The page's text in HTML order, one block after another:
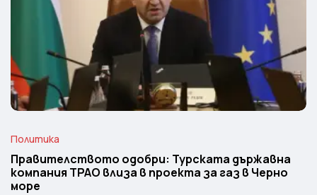
Политика
Правителството одобри: Турската държавна
компания TPAO влиза в проекта за газ в Черно
море